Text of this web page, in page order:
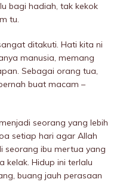
bagi hadiah, tak kekok
tu.
ditakuti. Hati kita ni
manusia, memang
Sebagai orang tua,
buat macam –
seorang yang lebih
setiap hari agar Allah
seorang ibu mertua yang
kelak. Hidup ini terlalu
buang jauh perasaan